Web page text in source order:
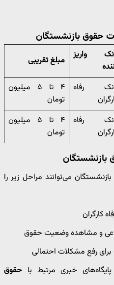
حقوق بازنشستگان
واریز
مبلغ تقریبی
رفاه
۴ تا ۵ میلیون
تومان
رفاه
۴ تا ۵ میلیون
تومان
بازنشستگان
می‌توانند مراحل زیر را
کارگران
و مشاهده وضعیت حقوق
رفع مشکلات احتمالی
خبری مرتبط با حقوق